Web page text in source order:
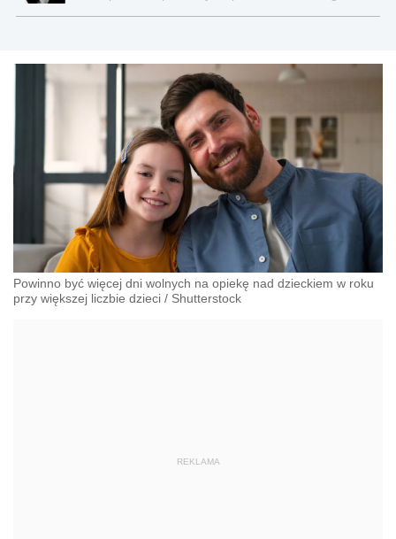
Powinno być więcej dni wolnych na opiekę nad dzieckiem w roku
przy większej liczbie dzieci / Shutterstock